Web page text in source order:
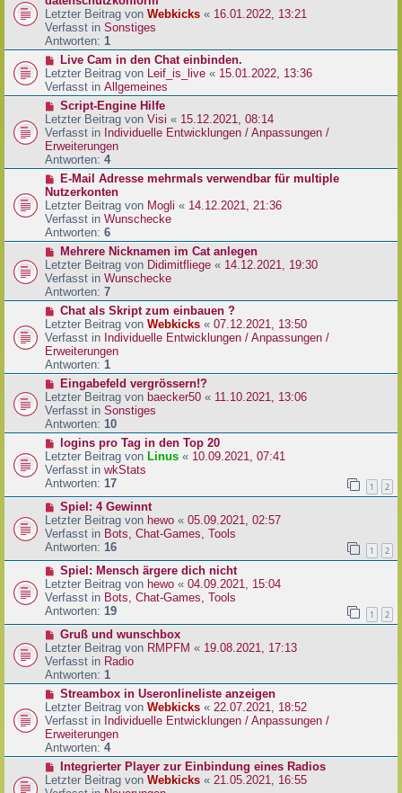
g
B
e
i
t
a
g
u
e
r
B
e
i
t
a
g
Letzter Beitrag von Webkicks « 16.01.2022, 13:21
Verfasst in Sonstiges
Antworten: 1
N
e
u
e
r
B
e
i
t
a
g
Live Cam in den Chat einbinden.
Letzter Beitrag von Leif_is_live « 15.01.2022, 13:36
Verfasst in Allgemeines
N
e
u
e
r
B
e
i
t
r
a
g
Script-Engine Hilfe
Letzter Beitrag von Visi « 15.12.2021, 08:14
Verfasst in Individuelle Entwicklungen / Anpassungen /
Erweiterungen
Antworten: 4
N
e
u
e
r
B
e
i
t
r
a
g
E-Mail Adresse mehrmals verwendbar für multiple
Nutzerkonten
Letzter Beitrag von Mogli « 14.12.2021, 21:36
Verfasst in Wunschecke
Antworten: 6
N
e
u
e
r
B
e
i
t
r
a
g
Mehrere Nicknamen im Cat anlegen
Letzter Beitrag von Didimitfliege « 14.12.2021, 19:30
Verfasst in Wunschecke
Antworten: 7
N
e
u
e
r
B
e
i
t
r
a
g
Chat als Skript zum einbauen ?
Letzter Beitrag von Webkicks « 07.12.2021, 13:50
Verfasst in Individuelle Entwicklungen / Anpassungen /
Erweiterungen
Antworten: 1
N
e
u
e
r
B
e
i
t
a
g
Eingabefeld vergrössern!?
Letzter Beitrag von baecker50 « 11.10.2021, 13:06
Verfasst in Sonstiges
Antworten: 10
N
e
u
e
r
B
e
i
t
r
a
g
logins pro Tag in den Top 20
Letzter Beitrag von Linus « 10.09.2021, 07:41
Verfasst in wkStats
Antworten: 17 1 2
N
e
u
e
r
B
e
i
t
r
a
g
Spiel: 4 Gewinnt
Letzter Beitrag von hewo « 05.09.2021, 02:57
Verfasst in Bots, Chat-Games, Tools
Antworten: 16 1 2
N
e
u
e
r
B
e
i
t
a
g
Spiel: Mensch ärgere dich nicht
Letzter Beitrag von hewo « 04.09.2021, 15:04
Verfasst in Bots, Chat-Games, Tools
Antworten: 19 1 2
N
e
u
e
r
B
e
i
t
r
a
g
Gruß und wunschbox
Letzter Beitrag von RMPFM « 19.08.2021, 17:13
Verfasst in Radio
Antworten: 1
N
e
u
e
r
B
e
i
Streambox in Useronlineliste anzeigen
Letzter Beitrag von Webkicks « 22.07.2021, 18:52
Verfasst in Individuelle Entwicklungen / Anpassungen /
Erweiterungen
Antworten: 4
N
e
Integrierter Player zur Einbindung eines Radios
Letzter Beitrag von Webkicks « 21.05.2021, 16:55